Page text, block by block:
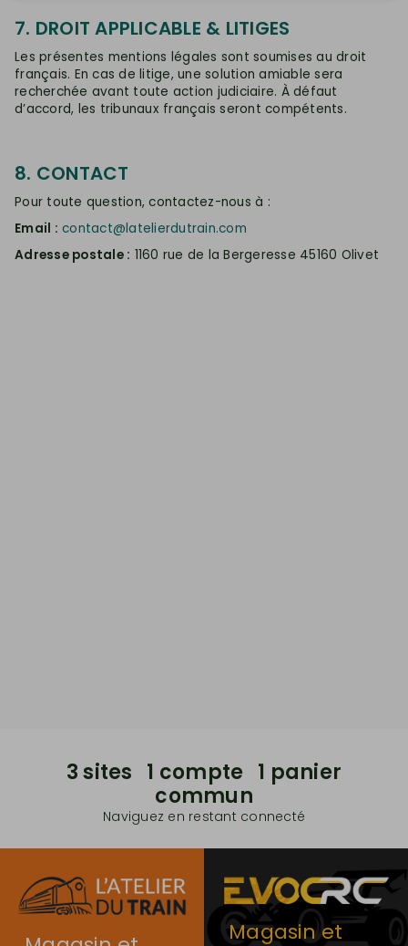
7. DROIT APPLICABLE & LITIGES
Les présentes mentions légales sont soumises au droit
français. En cas de litige, une solution amiable sera
recherchée avant toute action judiciaire. À défaut
d’accord, les tribunaux français seront compétents.
8. CONTACT
Pour toute question, contactez-nous à :
Email : contact@latelierdutrain.com
Adresse postale : 1160 rue de la Bergeresse 45160 Olivet
3 sites 1 compte 1 panier
commun
Naviguez en restant connecté
Magasin et